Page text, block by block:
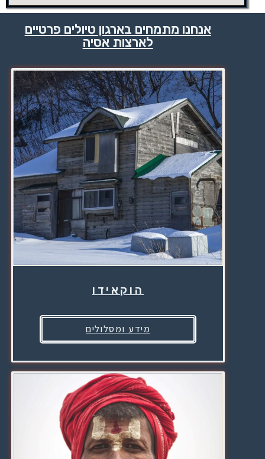
אנחנו מתמחים בארגון טיולים פרטיים
לארצות אסיה
הוקאידו
מידע ומסלולים